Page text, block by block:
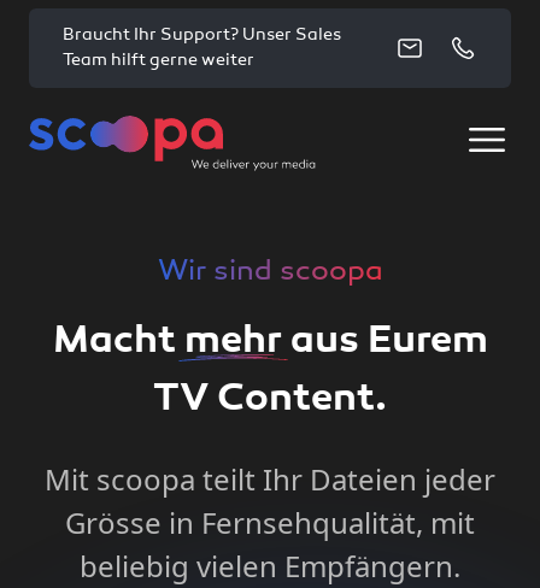
Braucht Ihr Support? Unser Sales
Team hilft gerne weiter
Wir sind scoopa
Macht mehraus Eurem
TV Content.
Mit scoopa teilt Ihr Dateien jeder
Grösse in Fernsehqualität, mit
beliebig vielen Empfängern.